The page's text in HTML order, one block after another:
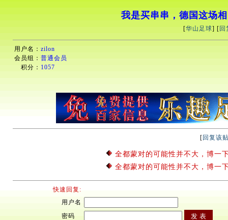
我是买串串，德国这场
[华山足球] [ 回
用户名： zilon
会员组： 普通会员
积分： 1057
[ 回复该
全都蒙对的可能性并不大，博一
全都蒙对的可能性并不大，博一
快速回复:
用户名
密码